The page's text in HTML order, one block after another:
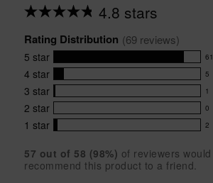
4.8 stars
Average
for
this
product:
4.8
out
of
5
stars
Rating Distribution (69 reviews)
5 star 61
61
reviews
with
5
star
rating.
4 star 5
5
reviews
with
4
rating.
3 star 1
1
reviews
with
star
rating.
2 star 0
0
reviews
2
star
1 star 2
2
with
1
57 out of 58 (98%) of reviewers would
recommend this product to a friend.